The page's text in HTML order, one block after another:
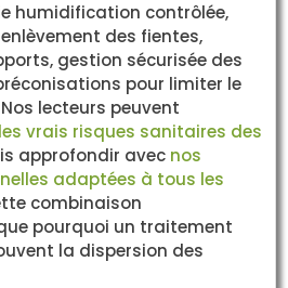
humidification contrôlée,
des fientes,
gestion sécurisée des
pour limiter le
lecteurs peuvent
les vrais risques sanitaires des
approfondir avec nos
adaptées à tous les
combinaison
pourquoi un traitement
la dispersion des